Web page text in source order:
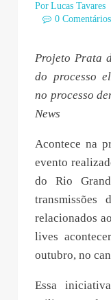
Por Lucas Tavares
0 Comentários
Projeto Prata
do processo
no processo
News
Acontece na
evento
do Rio
transmissões
relacionados
lives
outubro, no
Essa